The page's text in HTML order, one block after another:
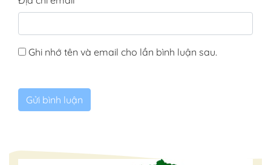
Ghi nhớ tên và email cho lần bình luận sau.